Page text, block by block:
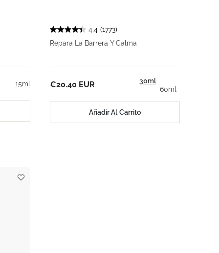
15ml
4.4 (1773)
Repara La Barrera Y Calma
30ml
60ml
€20.40 EUR
Añadir Al Carrito